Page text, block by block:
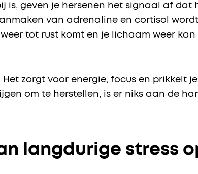
is, geven je hersenen het signaal af dat
van adrenaline en cortisol
tot rust komt en je lichaam weer
zorgt voor energie, focus en prikkelt
om te herstellen, is er niks aan de
langdurige stress